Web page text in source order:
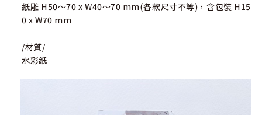
紙雕 H50～70 x W40～70 mm(各款尺寸不等)，含包裝 H15
0 x W70 mm
/材質/
水彩紙